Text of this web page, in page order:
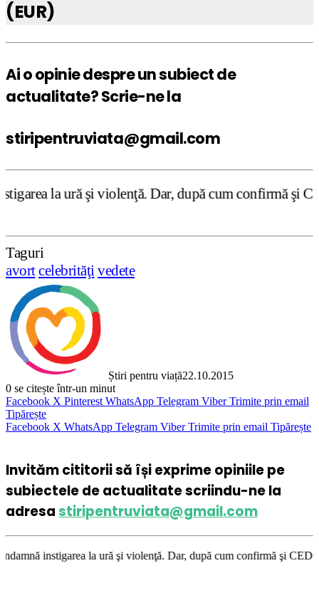
(EUR)
Ai o opinie despre un subiect de
actualitate? Scrie-ne la
stiripentruviata@gmail.com
violenţă. Dar, după cum confirmă şi CEDO în cazul
Taguri
avortcelebrităţivedete
Știri pentru viață22.10.2015
0 se citește într-un minut
Facebook X Pinterest WhatsApp Telegram Viber Trimite prin email
Tipărește
Facebook X WhatsApp Telegram Viber Trimite prin email Tipărește
Invităm cititorii să își exprime opiniile pe
subiectele de actualitate scriindu-ne la
adresastiripentruviata@gmail.com
la ură şi violenţă. Dar, după cum confirmă şi CEDO în cazul